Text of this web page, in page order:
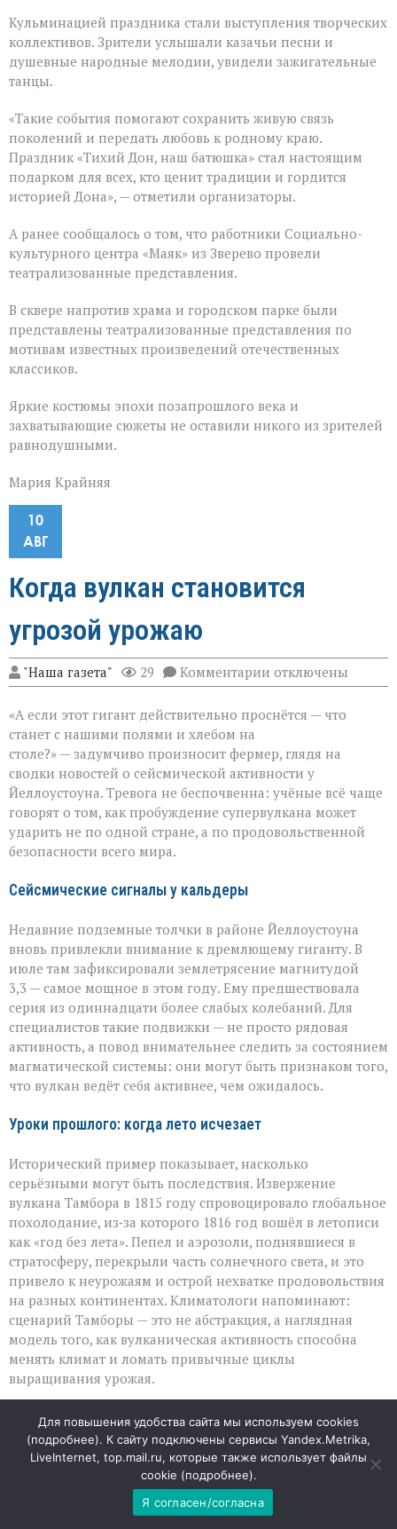
Кульминацией праздника стали выступления творческих
коллективов. Зрители услышали казачьи песни и
душевные народные мелодии, увидели зажигательные
танцы.
«Такие события помогают сохранить живую связь
поколений и передать любовь к родному краю.
Праздник «Тихий Дон, наш батюшка» стал настоящим
подарком для всех, кто ценит традиции и гордится
историей Дона», — отметили организаторы.
А ранее сообщалось о том, что работники Социально-
культурного центра «Маяк» из Зверево провели
театрализованные представления.
В сквере напротив храма и городском парке были
представлены театрализованные представления по
мотивам известных произведений отечественных
классиков.
Яркие костюмы эпохи позапрошлого века и
захватывающие сюжеты не оставили никого из зрителей
равнодушными.
Мария Крайняя
10
АВГ
Когда вулкан становится
угрозой урожаю
"Наша газета" 29 Комментарии к
записи
вулкан
урожаю
отключены
«А если этот гигант действительно проснётся — что
станет с нашими полями и хлебом на
столе?» — задумчиво произносит фермер, глядя на
сводки новостей о сейсмической активности у
Йеллоустоуна. Тревога не беспочвенна: учёные всё чаще
говорят о том, как пробуждение супервулкана может
ударить не по одной стране, а по продовольственной
безопасности всего мира.
Сейсмические сигналы у кальдеры
Недавние подземные толчки в районе Йеллоустоуна
вновь привлекли внимание к дремлющему гиганту. В
июле там зафиксировали землетрясение магнитудой
3,3 — самое мощное в этом году. Ему предшествовала
серия из одиннадцати более слабых колебаний. Для
специалистов такие подвижки — не просто рядовая
активность, а повод внимательнее следить за состоянием
магматической системы: они могут быть признаком того,
что вулкан ведёт себя активнее, чем ожидалось.
Уроки прошлого: когда лето исчезает
Исторический пример показывает, насколько
серьёзными могут быть последствия. Извержение
вулкана Тамбора в 1815 году спровоцировало глобальное
похолодание, из‑за которого 1816 год вошёл в летописи
как «год без лета». Пепел и аэрозоли, поднявшиеся в
стратосферу, перекрыли часть солнечного света, и это
привело к неурожаям и острой нехватке продовольствия
на разных континентах. Климатологи напоминают:
сценарий Тамборы — это не абстракция, а наглядная
модель того, как вулканическая активность способна
менять климат и ломать привычные циклы
выращивания урожая.
Цепная реакция: от пепла до пустых прилавков
Если супервулкан вроде Йеллоустоуна начнёт мощное
извержение, эффект окажется куда масштабнее
локальных разрушений. В атмосферу поднимется
колоссальный объём частиц, которые будут отражать
Для повышения удобства сайта мы используем cookies
(подробнее). К сайту подключены сервисы Yandex.Metrika,
LiveInternet, top.mail.ru, которые также использует файлы
cookie (подробнее).
Я согласен/согласна